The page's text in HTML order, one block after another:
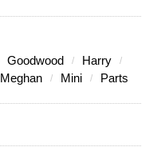
Goodwood
Harry
Meghan Mini Parts